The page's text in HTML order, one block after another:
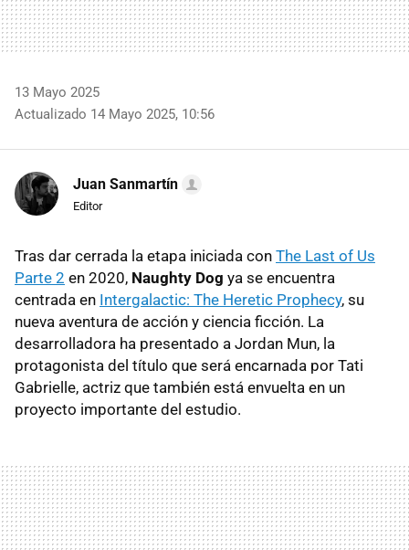
13 Mayo 2025
Actualizado 14 Mayo 2025, 10:56
Juan Sanmartín
Editor
Tras dar cerrada la etapa iniciada con The Last of Us
Parte 2 en 2020, Naughty Dog ya se encuentra
centrada en Intergalactic: The Heretic Prophecy, su
nueva aventura de acción y ciencia ficción. La
desarrolladora ha presentado a Jordan Mun, la
protagonista del título que será encarnada por Tati
Gabrielle, actriz que también está envuelta en un
proyecto importante del estudio.